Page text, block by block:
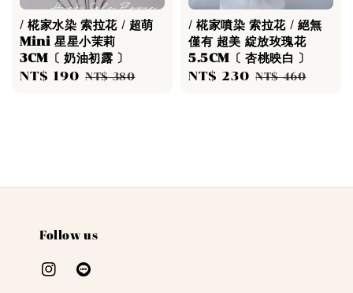
/ 椛家水染 索拉花 / 超萌
Mini 星星小茉莉
3CM〔 奶油初露 〕
Sale
NT$ 190 Regular
NT$ 380
/ 椛家噴染 索拉花 / 絕無
僅有 超美 綻放玫瑰花
5.5CM〔 杏桃映白 〕
Sale
NT$ 230 Regular
NT$ 460
Follow us